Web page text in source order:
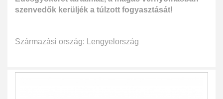
szenvedők kerüljék a túlzott fogyasztását!
Származási ország: Lengyelország